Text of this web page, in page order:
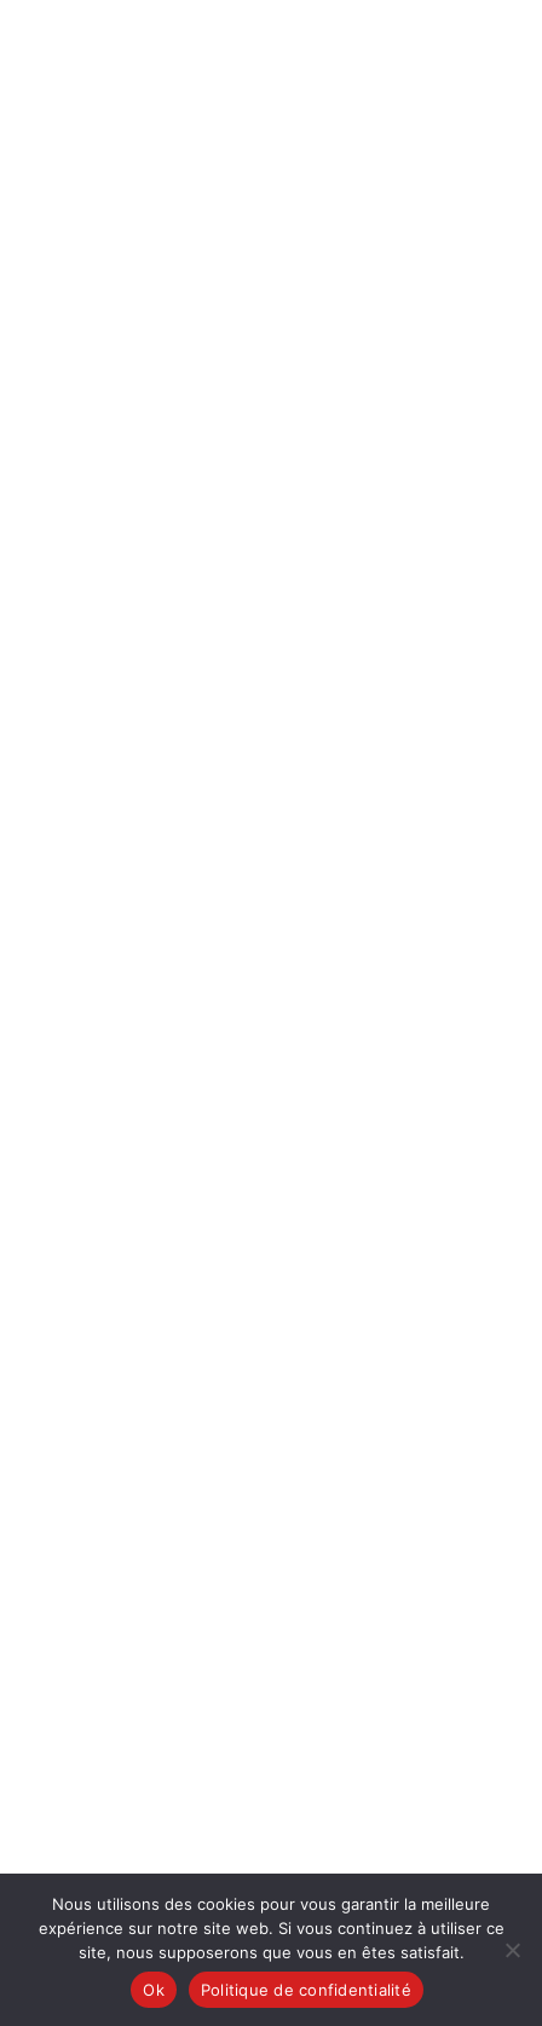
Nous utilisons des cookies pour vous garantir la meilleure
expérience sur notre site web. Si vous continuez à utiliser ce
site, nous supposerons que vous en êtes satisfait.
Ok
Politique de confidentialité
English